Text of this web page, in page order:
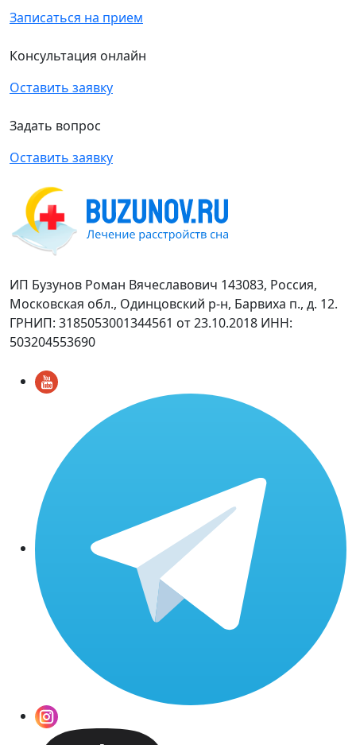
Записаться на прием
Консультация онлайн
Оставить заявку
Задать вопрос
Оставить заявку
ИП Бузунов Роман Вячеславович 143083, Россия,
Московская обл., Одинцовский р-н, Барвиха п., д. 12.
ГРНИП: 3185053001344561 от 23.10.2018 ИНН:
503204553690